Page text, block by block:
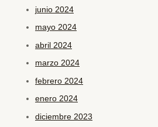
junio 2024
mayo 2024
abril 2024
marzo 2024
febrero 2024
enero 2024
diciembre 2023